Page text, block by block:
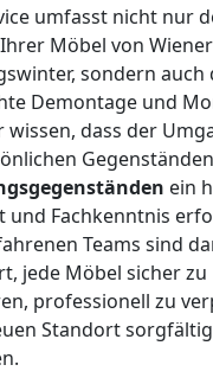
umfasst nicht nur
Möbel von
sondern auch
Demontage und
wissen, dass der
ein
und Fachkenntnis
Teams sind
jede Möbel sicher zu
professionell zu
Standort